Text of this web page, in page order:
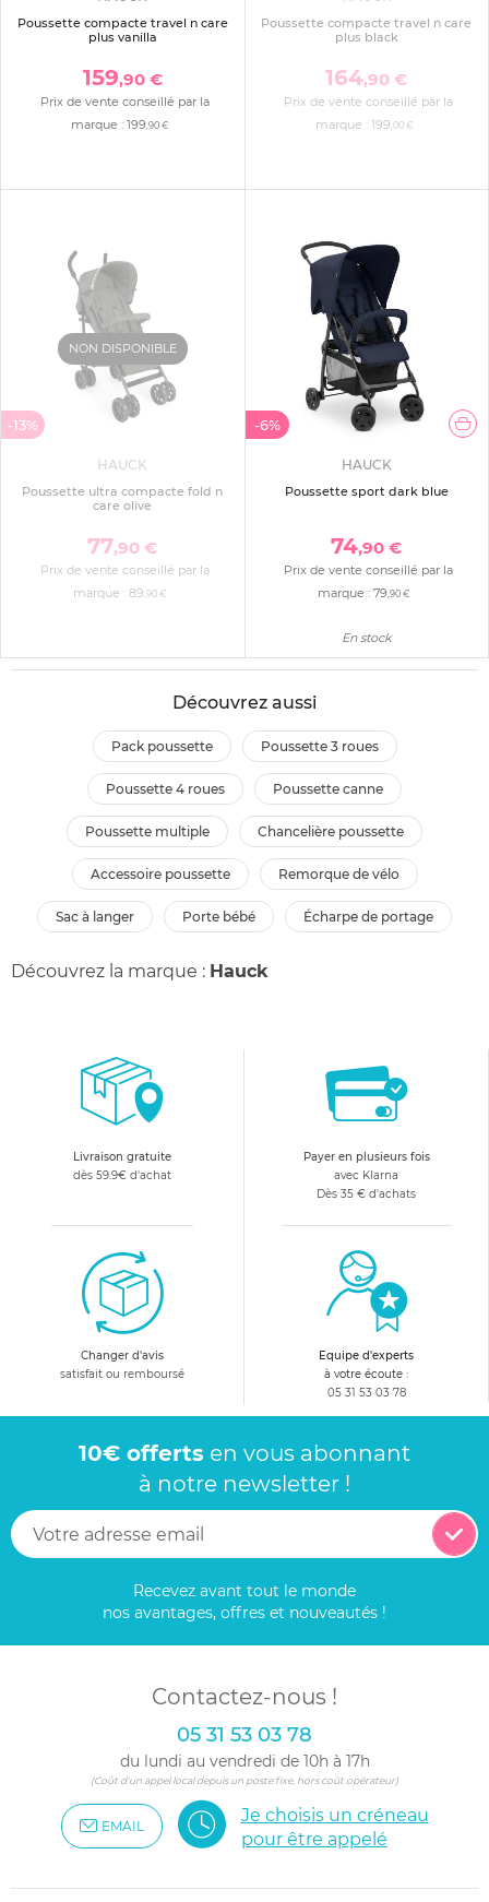
Poussette compacte travel n care
plus vanilla
159,90 €
Prix de vente conseillé par la
marque :199,90 €
Poussette compacte travel n care
plus black
164,90 €
Prix de vente conseillé par la
marque : 199,00 €
NON DISPONIBLE
-13%
HAUCK
Poussette ultra compacte fold n
care olive
77,90 €
Prix de vente conseillé par la
marque :89,90 €
-6%
HAUCK
Poussette sport dark blue
74,90 €
Prix de vente conseillé par la
marque :79,90 €
En stock
Découvrez aussi
pack poussette poussette 3 roues
poussette 4 roues poussette canne
poussette multiple chancelière poussette
accessoire poussette remorque de vélo
sac à langer porte bébé écharpe de portage
Découvrez la marque : Hauck
Livraison gratuite
dès 59.9€ d'achat
Payer en plusieurs fois
avec Klarna
Dès 35 € d'achats
Changer d'avis
satisfait ou remboursé
Equipe d'experts
à votre écoute :
05 31 53 03 78
10€ offerts en vous abonnant
à notre newsletter !
Recevez avant tout le monde
nos avantages, offres et nouveautés !
Contactez-nous !
05 31 53 03 78
du lundi au vendredi de 10h à 17h
(Coût d'un appel local depuis un poste fixe, hors coût opérateur)
EMAIL
Je choisis un créneau
pour être appelé